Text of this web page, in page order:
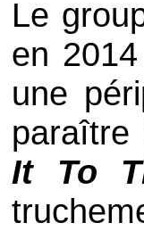
Le
en
une
paraître
It To